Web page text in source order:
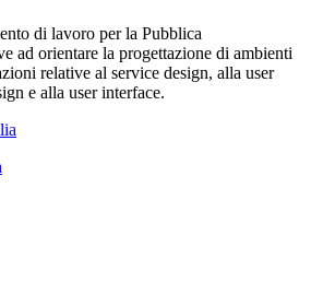
di lavoro per la Pubblica
ad orientare la progettazione di ambienti
relative al service design, alla user
e alla user interface.